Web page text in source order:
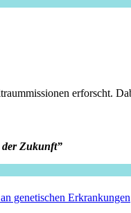
erforscht.
der Zukunft”
genetischen Erkrankungen